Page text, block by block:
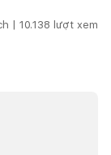
| 10.138 lượt xem